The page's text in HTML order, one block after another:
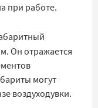
при работе.
Он отражается
могут
воздуходувки.